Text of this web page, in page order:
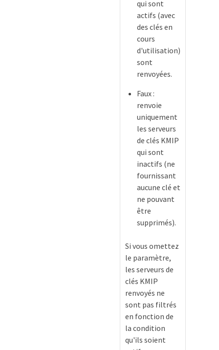
qui sont
actifs (avec
des clés en
cours
d'utilisation)
sont
renvoyées.
Faux :
renvoie
uniquement
les serveurs
de clés KMIP
qui sont
inactifs (ne
fournissant
aucune clé et
ne pouvant
être
supprimés).
Si vous omettez
le paramètre,
les serveurs de
clés KMIP
renvoyés ne
sont pas filtrés
en fonction de
la condition
qu'ils soient